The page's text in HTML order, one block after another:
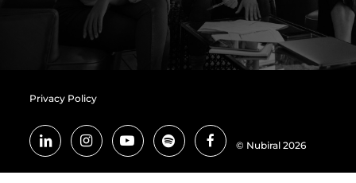
Privacy Policy
© Nubiral 2026